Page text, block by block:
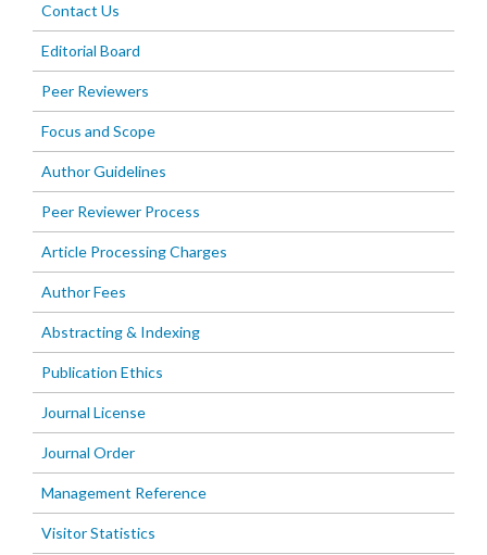
Contact Us
Editorial Board
Peer Reviewers
Focus and Scope
Author Guidelines
Peer Reviewer Process
Article Processing Charges
Author Fees
Abstracting & Indexing
Publication Ethics
Journal License
Journal Order
Management Reference
Visitor Statistics